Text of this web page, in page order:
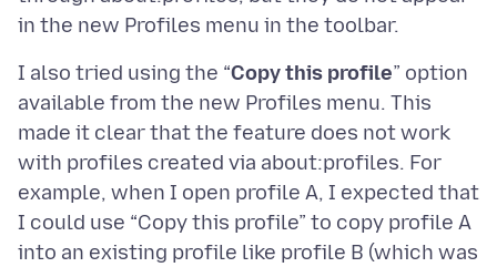
I also tried using the “Copy this profile” option
available from the new Profiles menu. This
made it clear that the feature does not work
with profiles created via about:profiles. For
example, when I open profile A, I expected that
I could use “Copy this profile” to copy profile A
into an existing profile like profile B (which was